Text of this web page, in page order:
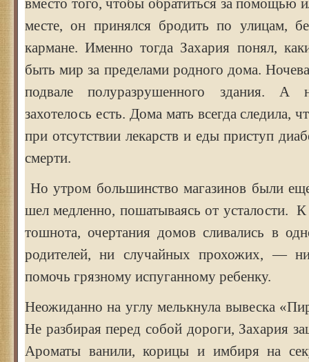
вместо того, чтобы обратиться за помощью
месте, он принялся бродить по улицам,
кармане. Именно тогда Захария понял,
быть мир за пределами родного дома.
подвале полуразрушенного здания.
захотелось есть. Дома мать всегда следила,
при отсутствии лекарств и еды приступ
смерти.
Но утром большинство магазинов были
шел медленно, пошатываясь от усталости. К
тошнота, очертания домов сливались в
родителей, ни случайных прохожих, —
помочь грязному испуганному ребенку.
Неожиданно на углу мелькнула вывеска
Не разбирая перед собой дороги, Захария
Ароматы ванили, корицы и имбиря на